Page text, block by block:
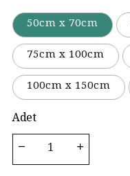
50cm x 70cm
75cm x 100cm
100cm x 150cm
Adet